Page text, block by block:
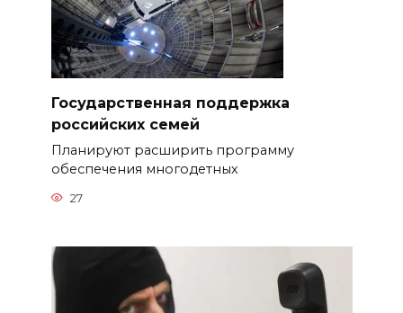
Государственная поддержка
российских семей
Планируют расширить программу
обеспечения многодетных
27